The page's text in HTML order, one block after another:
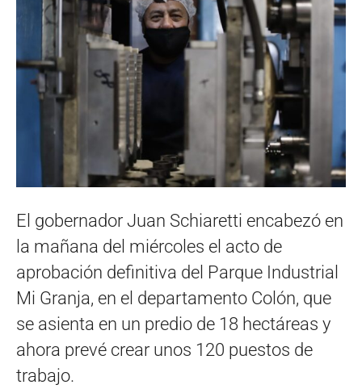
El gobernador Juan Schiaretti encabezó en
la mañana del miércoles el acto de
aprobación definitiva del Parque Industrial
Mi Granja, en el departamento Colón, que
se asienta en un predio de 18 hectáreas y
ahora prevé crear unos 120 puestos de
trabajo.